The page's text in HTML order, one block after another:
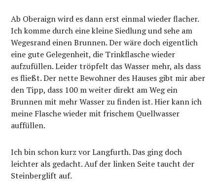
Ab Oberaign wird es dann erst einmal wieder flacher.
Ich komme durch eine kleine Siedlung und sehe am
Wegesrand einen Brunnen. Der wäre doch eigentlich
eine gute Gelegenheit, die Trinkflasche wieder
aufzufüllen. Leider tröpfelt das Wasser mehr, als dass
es fließt. Der nette Bewohner des Hauses gibt mir aber
den Tipp, dass 100 m weiter direkt am Weg ein
Brunnen mit mehr Wasser zu finden ist. Hier kann ich
meine Flasche wieder mit frischem Quellwasser
auffüllen.
Ich bin schon kurz vor Langfurth. Das ging doch
leichter als gedacht. Auf der linken Seite taucht der
Steinberglift auf.